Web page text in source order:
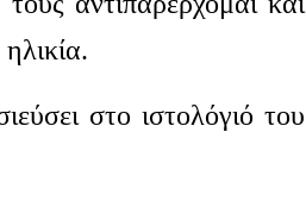
στο ιστολόγιό του